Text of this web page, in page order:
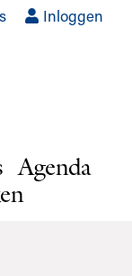
Inloggen
Agenda